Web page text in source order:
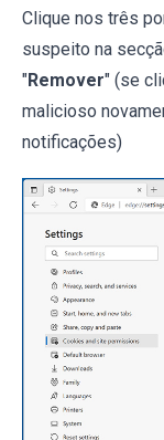
Clique nos três
suspeito na
"Remover" (se
malicioso
notificações)